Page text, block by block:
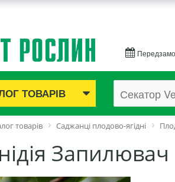
ТОВАРІВ
ягідні
товарів Саджанці плодово-ягідні
Запилювач